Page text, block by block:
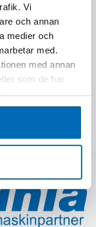
Vi
och annan
medier och
med.
med annan
som de har